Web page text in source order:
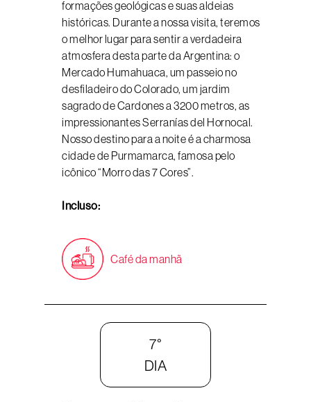
formações geológicas e suas aldeias
históricas. Durante a nossa visita, teremos
o melhor lugar para sentir a verdadeira
atmosfera desta parte da Argentina: o
Mercado Humahuaca, um passeio no
desfiladeiro do Colorado, um jardim
sagrado de Cardones a 3200 metros, as
impressionantes Serranías del Hornocal.
Nosso destino para a noite é a charmosa
cidade de Purmamarca, famosa pelo
icônico “Morro das 7 Cores”.
Incluso:
Café da manhã
7°
DIA